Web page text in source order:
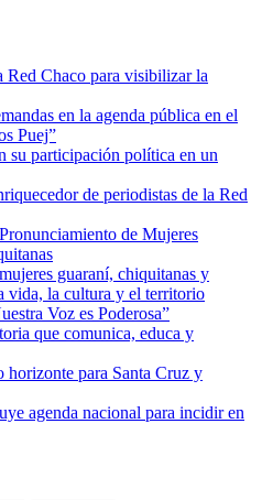
Red Chaco para visibilizar la
en la agenda pública en el
Puej”
su participación política en un
de periodistas de la Red
de Mujeres
guaraní, chiquitanas y
vida, la cultura y el territorio
Voz es Poderosa”
que comunica, educa y
horizonte para Santa Cruz y
agenda nacional para incidir en